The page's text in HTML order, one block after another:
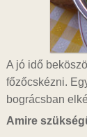
A jó idő
főzőcskézni.
bográcsban
Amire